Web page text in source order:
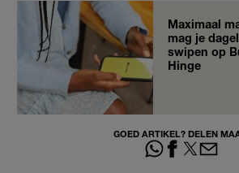
Maximaal
mag je
swipen op
Hinge
GOED ARTIKEL? DELEN